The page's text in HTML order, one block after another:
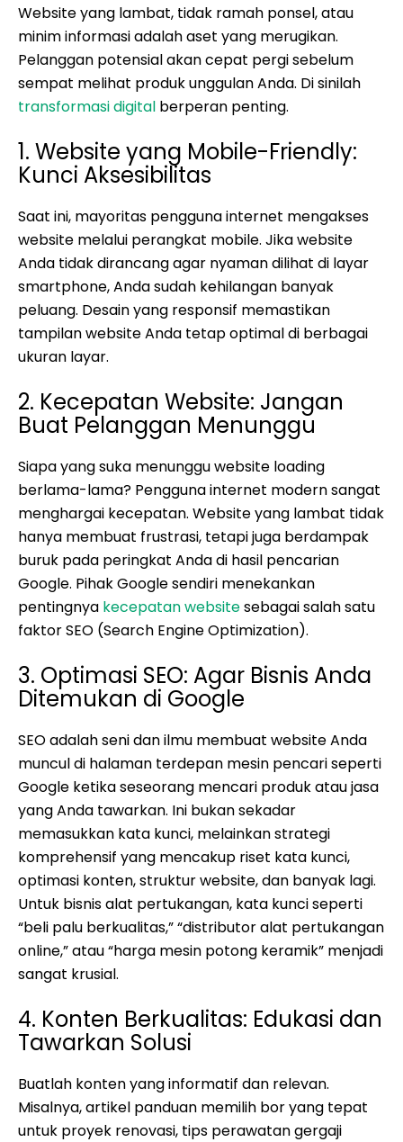
Website yang lambat, tidak ramah ponsel, atau
minim informasi adalah aset yang merugikan.
Pelanggan potensial akan cepat pergi sebelum
sempat melihat produk unggulan Anda. Di sinilah
transformasi digital berperan penting.
1. Website yang Mobile-Friendly:
Kunci Aksesibilitas
Saat ini, mayoritas pengguna internet mengakses
website melalui perangkat mobile. Jika website
Anda tidak dirancang agar nyaman dilihat di layar
smartphone, Anda sudah kehilangan banyak
peluang. Desain yang responsif memastikan
tampilan website Anda tetap optimal di berbagai
ukuran layar.
2. Kecepatan Website: Jangan
Buat Pelanggan Menunggu
Siapa yang suka menunggu website loading
berlama-lama? Pengguna internet modern sangat
menghargai kecepatan. Website yang lambat tidak
hanya membuat frustrasi, tetapi juga berdampak
buruk pada peringkat Anda di hasil pencarian
Google. Pihak Google sendiri menekankan
pentingnya kecepatan websitesebagai salah satu
faktor SEO (Search Engine Optimization).
3. Optimasi SEO: Agar Bisnis Anda
Ditemukan di Google
SEO adalah seni dan ilmu membuat website Anda
muncul di halaman terdepan mesin pencari seperti
Google ketika seseorang mencari produk atau jasa
yang Anda tawarkan. Ini bukan sekadar
memasukkan kata kunci, melainkan strategi
komprehensif yang mencakup riset kata kunci,
optimasi konten, struktur website, dan banyak lagi.
Untuk bisnis alat pertukangan, kata kunci seperti
“beli palu berkualitas,” “distributor alat pertukangan
online,” atau “harga mesin potong keramik” menjadi
sangat krusial.
4. Konten Berkualitas: Edukasi dan
Tawarkan Solusi
Buatlah konten yang informatif dan relevan.
Misalnya, artikel panduan memilih bor yang tepat
untuk proyek renovasi, tips perawatan gergaji